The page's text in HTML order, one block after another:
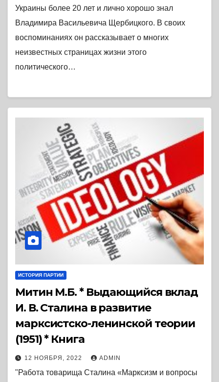
Украины более 20 лет и лично хорошо знал
Владимира Васильевича Щербицкого. В своих
воспоминаниях он рассказывает о многих
неизвестных страницах жизни этого
политического…
ИСТОРИЯ ПАРТИИ
Митин М.Б. * Выдающийся вклад
И. В. Сталина в развитие
марксистско-ленинской теории
(1951) * Книга
12 НОЯБРЯ, 2022 ADMIN
"Работа товарища Сталина «Марксизм и вопросы